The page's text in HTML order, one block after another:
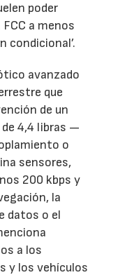
poder
a menos
condicional’.
avanzado
que
de un
de 4,4 libras —
o
sensores,
200 kbps y
la
datos o el
a los
y los vehículos